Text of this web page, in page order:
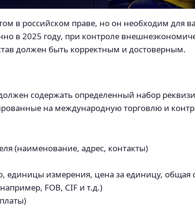
в российском праве, но он необходим для
в 2025 году, при контроле
должен быть корректным и достоверным.
содержать определенный набор
на международную торговлю и
(наименование, адрес, контакты)
единицы измерения, цена за единицу, общая
FOB, CIF и т.д.)